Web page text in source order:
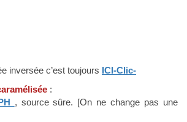
inversée c’est toujours ICI-Clic-
:
, source sûre. [On ne change pas une